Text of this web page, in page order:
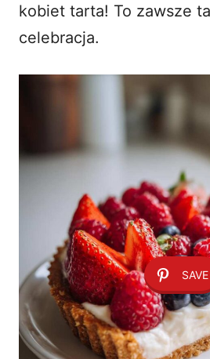
kobiet tarta! To zawsze
celebracja.
SAVE